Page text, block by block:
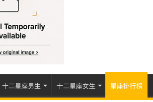
十二星座男生 十二星座女生 星座排行榜